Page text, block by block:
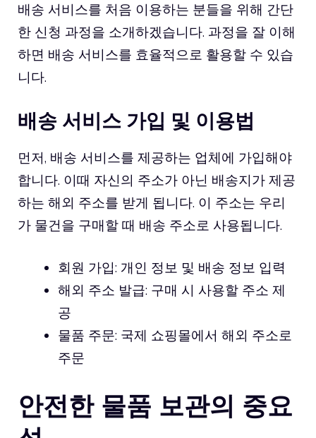
배송 서비스를 처음 이용하는 분들을 위해 간단
한 신청 과정을 소개하겠습니다. 과정을 잘 이해
하면 배송 서비스를 효율적으로 활용할 수 있습
니다.
배송 서비스 가입 및 이용법
먼저, 배송 서비스를 제공하는 업체에 가입해야
합니다. 이때 자신의 주소가 아닌 배송지가 제공
하는 해외 주소를 받게 됩니다. 이 주소는 우리
가 물건을 구매할 때 배송 주소로 사용됩니다.
회원 가입: 개인 정보 및 배송 정보 입력
해외 주소 발급: 구매 시 사용할 주소 제
공
물품 주문: 국제 쇼핑몰에서 해외 주소로
주문
안전한 물품 보관의 중요